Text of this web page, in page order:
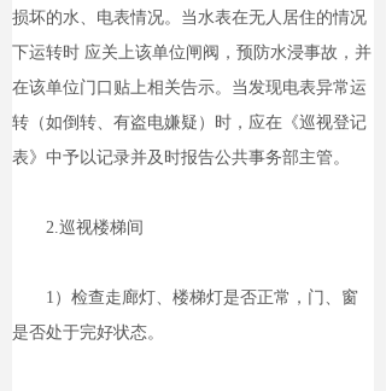
损坏的水、电表情况。当水表在无人居住的情况
下运转时 应关上该单位闸阀，预防水浸事故，并
在该单位门口贴上相关告示。当发现电表异常运
转（如倒转、有盗电嫌疑）时，应在《巡视登记
表》中予以记录并及时报告公共事务部主管。
2.巡视楼梯间
1）检查走廊灯、楼梯灯是否正常，门、窗
是否处于完好状态。